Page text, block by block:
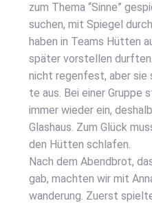
zum The­ma “Sin­ne”
suchen, mit Spie­gel
haben in Teams Hüt­ten
spä­ter vor­stel­len
nicht regen­fest, aber
te aus. Bei einer
immer wie­der ein,
Glas­haus. Zum Glück
den Hüt­ten schla­fen.
Nach dem Abend­brot,
gab, mach­ten wir mit
wan­de­rung. Zuerst